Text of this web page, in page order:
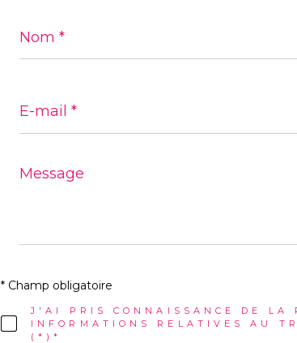
*
mail
*
Message
*
J'AI PRIS CONNAISSANCE DE LA
INFORMATIONS RELATIVES AU
(*)*
* Champ obligatoire